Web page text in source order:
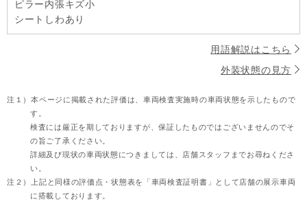
ピラー内張キズ小
シートしわあり
用語解説はこちら
外装状態の見方
注１）本ページに掲載された評価は、車両検査実施時の車両状態を示したもので
す。
検査には厳正を期しておりますが、保証したものではございませんのでそ
の旨ご了承ください。
詳細及び現状の車両状態につきましては、店舗スタッフまでお尋ねくださ
い。
注２）
上記と同様の評価点・状態表を「車両検査証明書」として店舗の展示車両
に搭載しております。